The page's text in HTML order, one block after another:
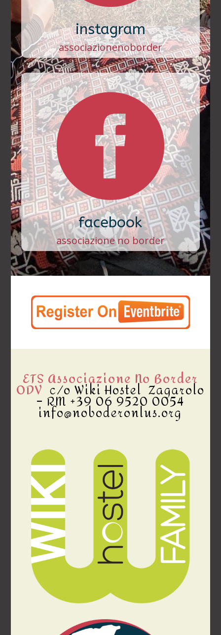
instagram
associazionenoborder

facebook
associazione no border
ETS Associazione No Border
ODV c/o Wiki Hostel Zagarolo
– RM +39 06 9520 0054
info@noboderonlus.org